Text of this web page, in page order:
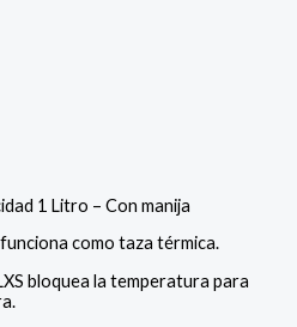
1 Litro – Con manija
como taza térmica.
bloquea la temperatura para